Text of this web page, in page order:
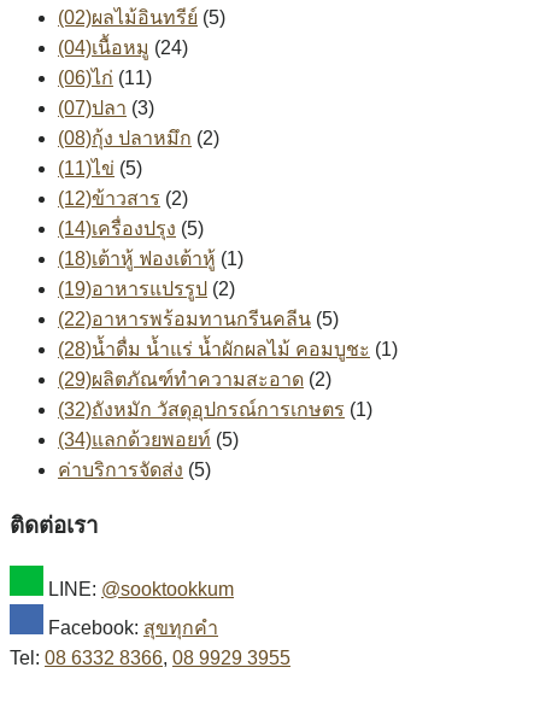
(02)ผลไม้อินทรีย์ (5)
(04)เนื้อหมู (24)
(06)ไก่ (11)
(07)ปลา (3)
(08)กุ้ง ปลาหมึก (2)
(11)ไข่ (5)
(12)ข้าวสาร (2)
(14)เครื่องปรุง (5)
(18)เต้าหู้ ฟองเต้าหู้ (1)
(19)อาหารแปรรูป (2)
(22)อาหารพร้อมทานกรีนคลีน (5)
(28)น้ำดื่ม น้ำแร่ น้ำผักผลไม้ คอมบูชะ (1)
(29)ผลิตภัณฑ์ทำความสะอาด (2)
(32)ถังหมัก วัสดุอุปกรณ์การเกษตร (1)
(34)แลกด้วยพอยท์ (5)
ค่าบริการจัดส่ง (5)
ติดต่อเรา
LINE: @sooktookkum
Facebook: สุขทุกคำ
Tel: 08 6332 8366, 08 9929 3955